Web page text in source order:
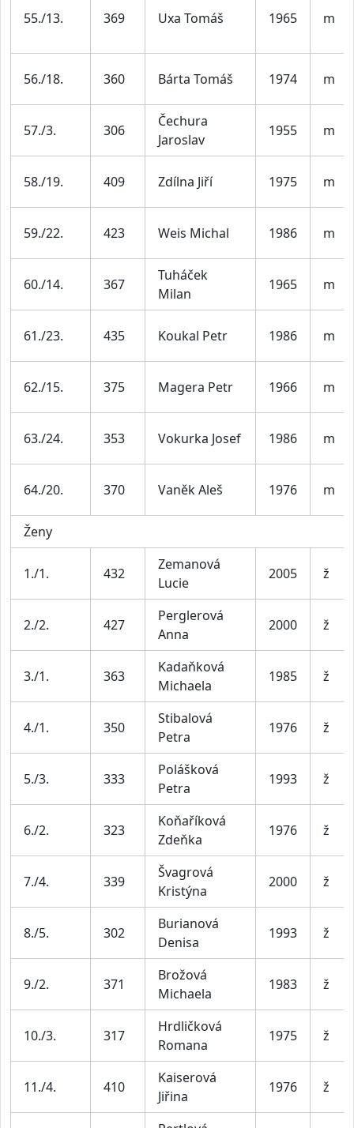
55./13. 369 Uxa Tomáš 1965 m
56./18. 360 Bárta Tomáš 1974 m
57./3. 306
Čechura
Jaroslav
1955 m
58./19. 409 Zdílna Jiří 1975 m
59./22. 423 Weis Michal 1986 m
60./14. 367
Tuháček
Milan
1965 m
61./23. 435 Koukal Petr 1986 m
62./15. 375 Magera Petr 1966 m
63./24. 353 Vokurka Josef 1986 m
64./20. 370 Vaněk Aleš 1976 m
Ženy
1./1. 432
Zemanová
Lucie
2005 ž
2./2. 427
Perglerová
Anna
2000 ž
3./1. 363
Kadaňková
Michaela
1985 ž
4./1. 350
Stibalová
Petra
1976 ž
5./3. 333
Polášková
Petra
1993 ž
6./2. 323
Koňaříková
Zdeňka
1976 ž
7./4. 339
Švagrová
Kristýna
2000 ž
8./5. 302
Burianová
Denisa
1993 ž
9./2. 371
Brožová
Michaela
1983 ž
10./3. 317
Hrdličková
Romana
1975 ž
11./4. 410
Kaiserová
Jiřina
1976 ž